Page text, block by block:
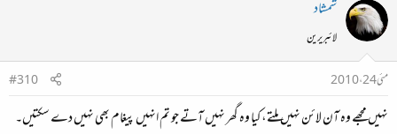
شمشاد
لائبریرین
مئی 24، 2010
#310
نہیں مجھے وہ آن لائن نہیں ملتے، کیا وہ گھر نہیں آتے جو تم انہیں پیغام بھی نہیں دے سکتیں۔